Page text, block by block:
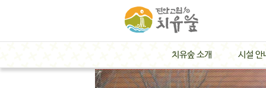
치유숲 소개 시설 안